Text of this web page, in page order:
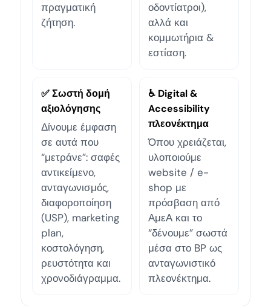
πραγματική
ζήτηση.
οδοντίατροι),
αλλά και
κομμωτήρια &
εστίαση.
✅ Σωστή δομή
αξιολόγησης
Δίνουμε έμφαση
σε αυτά που
“μετράνε”: σαφές
αντικείμενο,
ανταγωνισμός,
διαφοροποίηση
(USP), marketing
plan,
κοστολόγηση,
ρευστότητα και
χρονοδιάγραμμα.
♿ Digital &
Accessibility
πλεονέκτημα
Όπου χρειάζεται,
υλοποιούμε
website / e-
shop με
πρόσβαση από
ΑμεΑ και το
“δένουμε” σωστά
μέσα στο BP ως
ανταγωνιστικό
πλεονέκτημα.